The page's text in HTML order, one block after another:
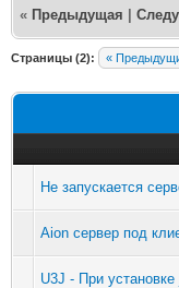
« Предыдущая
Страницы (2): «
Не запускается
Aion сервер под
U3J - При